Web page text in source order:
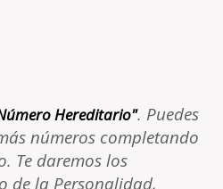
Hereditario". Puedes
números completando
Te daremos los
de la Personalidad,